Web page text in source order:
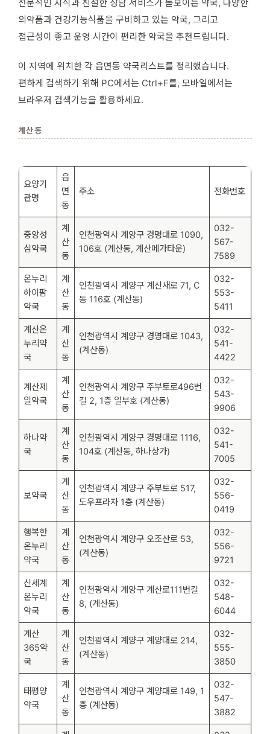
전문적인 지식과 친절한 상담 서비스가 돋보이는 약국, 다양한
의약품과 건강기능식품을 구비하고 있는 약국, 그리고
접근성이 좋고 운영 시간이 편리한 약국을 추천드립니다.
이 지역에 위치한 각 읍면동 약국리스트를 정리했습니다.
편하게 검색하기 위해 PC에서는 Ctrl+F를, 모바일에서는
브라우저 검색기능을 활용하세요.
계산동
요양기
관명
읍
면
동
주소 전화번호
중앙성
심약국
계
산
동
인천광역시 계양구 경명대로 1090,
106호 (계산동, 계산메가타운)
032-
567-
7589
온누리
하이팜
약국
계
산
동
인천광역시 계양구 계산새로 71, C
동 116호 (계산동)
032-
553-
5411
계산온
누리약
국
계
산
동
인천광역시 계양구 경명대로 1043,
(계산동)
032-
541-
4422
계산제
일약국
계
산
동
인천광역시 계양구 주부토로496번
길 2, 1층 일부호 (계산동)
032-
543-
9906
하나약
국
계
산
동
인천광역시 계양구 경명대로 1116,
104호 (계산동, 하나상가)
032-
541-
7005
보약국
계
산
동
인천광역시 계양구 주부토로 517,
도우프라자 1층 (계산동)
032-
556-
0419
행복한
온누리
약국
계
산
동
인천광역시 계양구 오조산로 53,
(계산동)
032-
556-
9721
신세계
온누리
약국
계
산
동
인천광역시 계양구 계산로111번길
8, (계산동)
032-
548-
6044
계산
365약
국
계
산
동
인천광역시 계양구 계양대로 214,
(계산동)
032-
555-
3850
태평양
약국
계
산
동
인천광역시 계양구 계양대로 149, 1
층 (계산동)
032-
547-
3882